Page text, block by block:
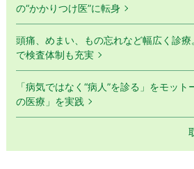
の“かかりつけ医”に転身
頭痛、めまい、もの忘れなど幅広く診療
で検査体制も充実
「病気ではなく“病人”を診る」をモッ
の医療」を実践